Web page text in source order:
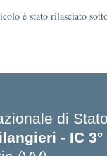
è stato rilasciato
di Stato
- IC